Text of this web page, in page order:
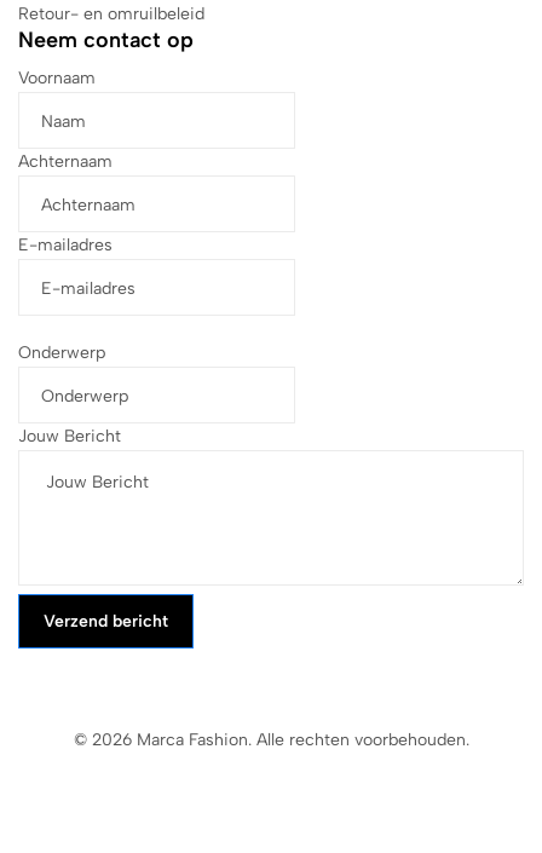
Retour- en omruilbeleid
Neem contact op
Voornaam
Achternaam
E-mailadres
Onderwerp
Jouw Bericht
Verzend bericht
© 2026 Marca Fashion. Alle rechten voorbehouden.